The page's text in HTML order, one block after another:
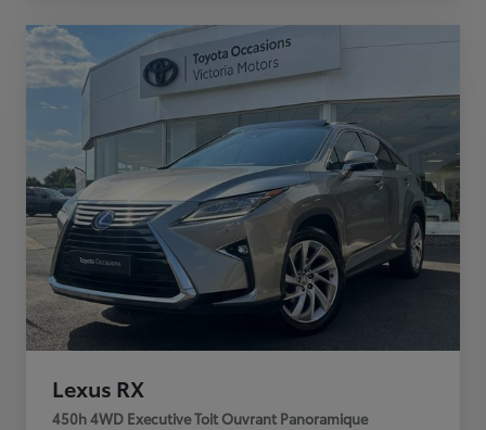
Lexus RX
450h 4WD Executive Toit Ouvrant Panoramique